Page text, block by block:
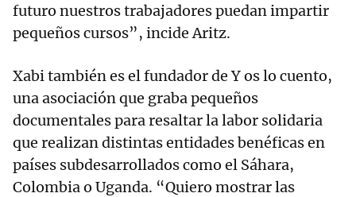
futuro nuestros trabajadores puedan impartir
pequeños cursos”, incide Aritz.
Xabi también es el fundador de Y os lo cuento,
una asociación que graba pequeños
documentales para resaltar la labor solidaria
que realizan distintas entidades benéficas en
países subdesarrollados como el Sáhara,
Colombia o Uganda. “Quiero mostrar las